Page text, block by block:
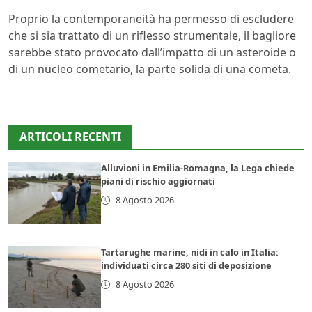
Proprio la contemporaneità ha permesso di escludere
che si sia trattato di un riflesso strumentale, il bagliore
sarebbe stato provocato dall’impatto di un asteroide o
di un nucleo cometario, la parte solida di una cometa.
ARTICOLI RECENTI
Alluvioni in Emilia-Romagna, la Lega chiede
piani di rischio aggiornati
8 Agosto 2026
Tartarughe marine, nidi in calo in Italia:
individuati circa 280 siti di deposizione
8 Agosto 2026